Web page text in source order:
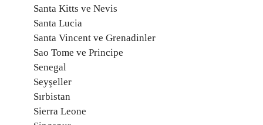
Santa Kitts ve Nevis
Santa Lucia
Santa Vincent ve Grenadinler
Sao Tome ve Principe
Senegal
Seyşeller
Sırbistan
Sierra Leone